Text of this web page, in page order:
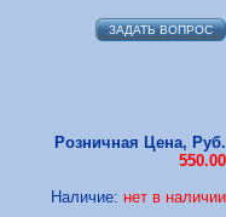
ЗАДАТЬ ВОПРОС
Розничная Цена, Руб.
550.00
Наличие: нет в наличии